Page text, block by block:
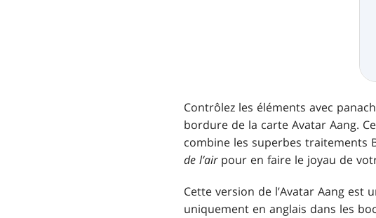
Contrôlez les éléments avec
bordure de la carte Avatar Aang.
combine les superbes traitements
de l’airpour en faire le joyau de
Cette version de l’Avatar Aang
uniquement en anglais dans les